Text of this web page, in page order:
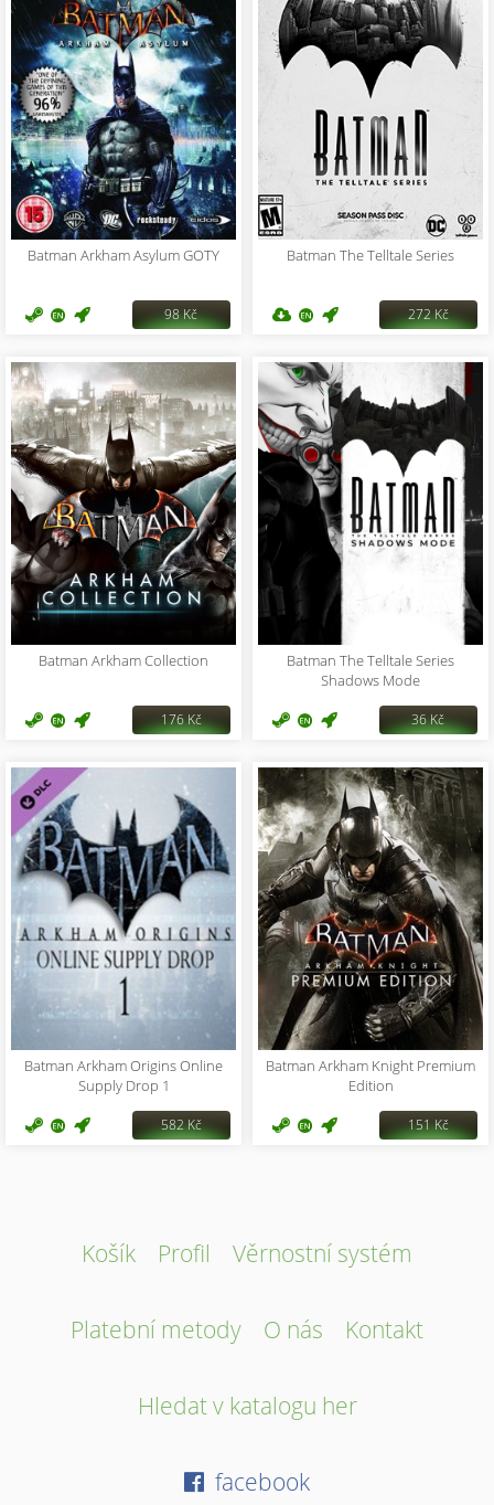
Batman Arkham Asylum GOTY
98 Kč
Batman The Telltale Series
272 Kč
Batman Arkham Collection
176 Kč
Batman The Telltale Series
Shadows Mode
36 Kč
Batman Arkham Origins Online
Supply Drop 1
582 Kč
Batman Arkham Knight Premium
Edition
151 Kč
Košík Profil Věrnostní systém
Platební metody O nás Kontakt
Hledat v katalogu her
facebook